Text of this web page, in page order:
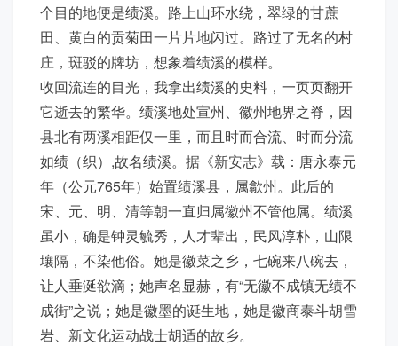
个目的地便是绩溪。路上山环水绕，翠绿的甘蔗
田、黄白的贡菊田一片片地闪过。路过了无名的村
庄，斑驳的牌坊，想象着绩溪的模样。
收回流连的目光，我拿出绩溪的史料，一页页翻开
它逝去的繁华。绩溪地处宣州、徽州地界之脊，因
县北有两溪相距仅一里，而且时而合流、时而分流
如绩（织）,故名绩溪。据《新安志》载：唐永泰元
年（公元765年）始置绩溪县，属歙州。此后的
宋、元、明、清等朝一直归属徽州不管他属。绩溪
虽小，确是钟灵毓秀，人才辈出，民风淳朴，山限
壤隔，不染他俗。她是徽菜之乡，七碗来八碗去，
让人垂涎欲滴；她声名显赫，有“无徽不成镇无绩不
成街”之说；她是徽墨的诞生地，她是徽商泰斗胡雪
岩、新文化运动战士胡适的故乡。